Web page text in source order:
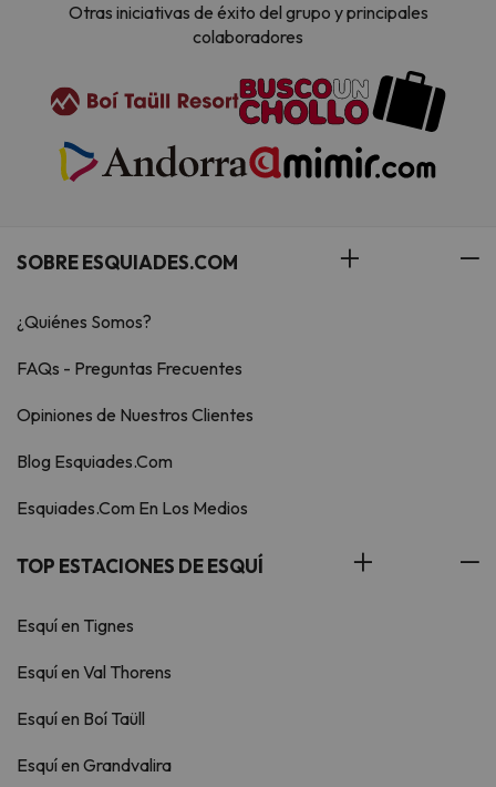
Otras iniciativas de éxito del grupo y principales
colaboradores
SOBRE ESQUIADES.COM
¿Quiénes Somos?
FAQs - Preguntas Frecuentes
Opiniones de Nuestros Clientes
Blog Esquiades.Com
Esquiades.Com En Los Medios
TOP ESTACIONES DE ESQUÍ
Esquí en Tignes
Esquí en Val Thorens
Esquí en Boí Taüll
Esquí en Grandvalira